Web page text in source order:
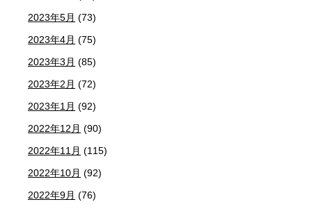
2023年5月 (73)
2023年4月 (75)
2023年3月 (85)
2023年2月 (72)
2023年1月 (92)
2022年12月 (90)
2022年11月 (115)
2022年10月 (92)
2022年9月 (76)